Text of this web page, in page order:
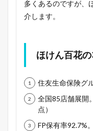
多くあるのですが、
介します。
ほけん百花
住友生命保険グ
全国85店舗展開
点）
FP保有率92.7%